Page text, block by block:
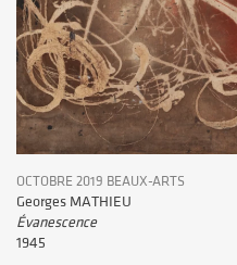
OCTOBRE 2019 BEAUX-ARTS
Georges MATHIEU
Évanescence
1945